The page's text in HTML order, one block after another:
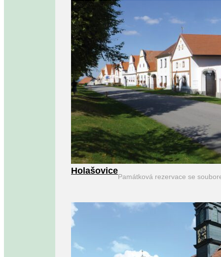
Holašovice
Památková rezervace se